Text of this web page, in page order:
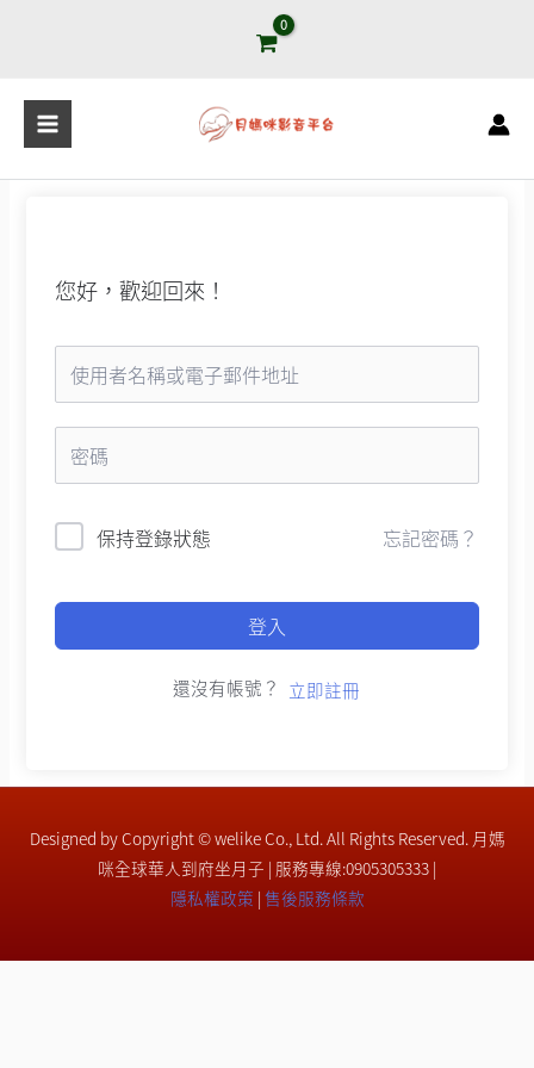
容
您好，歡迎回來！
保持登錄狀態 忘記密碼？
登入
還沒有帳號？ 立即註冊
Designed by Copyright © welike Co., Ltd. All Rights Reserved. 月媽
咪全球華人到府坐月子 | 服務專線:0905305333 |
隱私權政策 | 售後服務條款